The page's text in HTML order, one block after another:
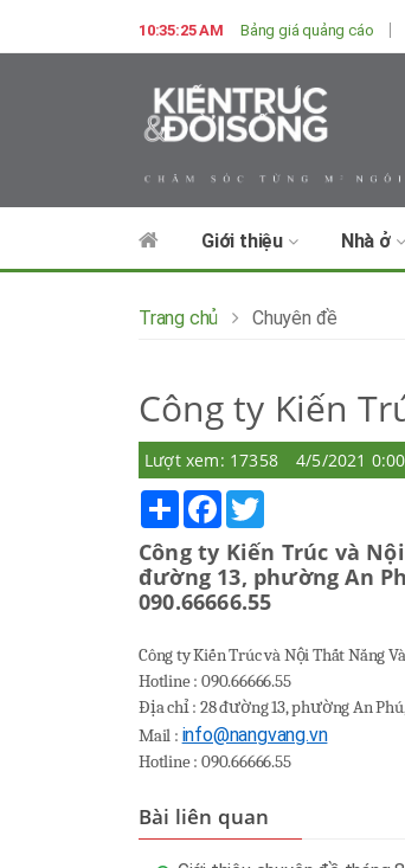
10:35:26 AM Bảng giá quảng cáo
Giới thiệu Nhà ở
Trang chủ Chuyên đề
Công ty Kiến
Lượt xem: 17358 4/5/2021
Share Facebook
Công ty Kiến Trúc và
đường 13, phường An
090.66666.55
Công ty Kiến Trúc và Nội Thất Nắng
Hotline : 090.66666.55
Địa chỉ : 28 đường 13, phường An
Mail : info@nangvang.vn
Hotline : 090.66666.55
Bài liên quan